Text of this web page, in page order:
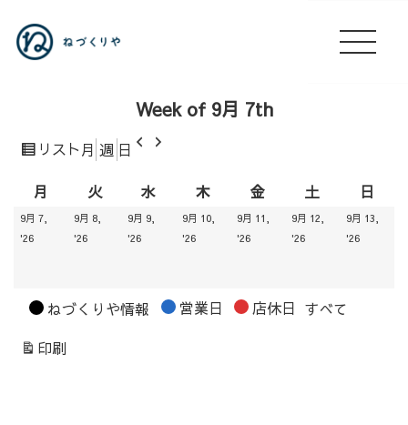
Week of 9月 7th
リスト 表
月 週 日
前
次
月
火火
水水
木木
曜
金金
土
曜
日
曜
9月 7,
'262026.09.07
9月 8,
'262026.09.08
9月 9,
'262026.09.09
9月 10,
'262026.09.10
9月 11,
'262026.09.11
9月 12,
'262026.09.12
9月 13,
'26
カ
ゴ
ねづくりや情報 営業日 店休日 すべて
印刷表